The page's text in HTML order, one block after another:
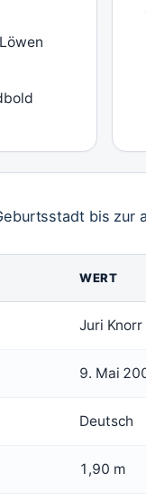
bis zur
WERT
Juri Knorr
9. Mai
Deutsch
1,90 m